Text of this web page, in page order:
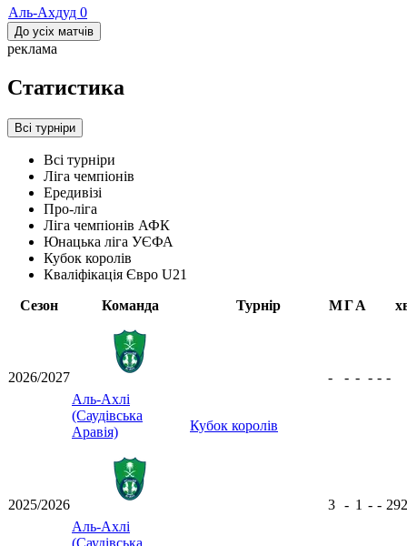
Аль-Ахдуд 0
До усіх матчів
реклама
Статистика
Всі турніри
Всі турніри
Ліга чемпіонів
Ередивізі
Про-ліга
Ліга чемпіонів АФК
Юнацька ліга УЄФА
Кубок королів
Кваліфікація Євро U21
Сезон
Команда Турнір МГА
2026/2027
Аль-Ахлі
(Саудівська
Аравія)
Кубок королів
- - - - - -
2025/2026
Аль-Ахлі
(Саудівська
3 - 1 - -